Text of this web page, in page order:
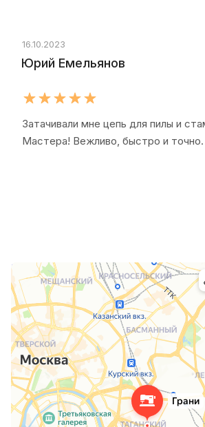
16.10.2023
Юрий Емельянов
Затачивали мне цепь для пилы и
Мастера! Вежливо, быстро и точно.